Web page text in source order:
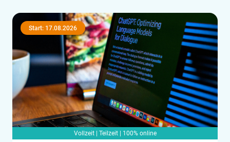
Start: 17.08.2026
Vollzeit | Teilzeit | 100% online